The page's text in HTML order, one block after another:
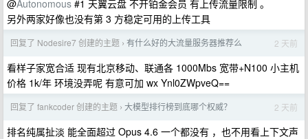
@Autonomous #1 天翼云盘 不开铂金会员 有上传流量限制 。
另外两家好像也没有第 3 方稳定可用的上传工具
回复了 Nodesire7 创建的主题 › 有什么好的大流量服务器推荐么 2 天前
看样子家宽合适 现有北京移动、联通各 1000Mbs 宽带+N100 小主机
价格 1k/年 环境没弄呢 有意可加 wx Ynl0ZWpveQ==
回复了 fankcoder 创建的主题 › 大模型排行榜到底哪个权威？ 2 天前
排名纯属扯淡 能全面超过 Opus 4.6 一个都没有 ，也不用看上下文声